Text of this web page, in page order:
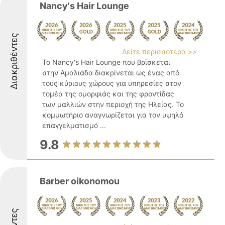
Διακριθέντες
Nancy's Hair Lounge
Δείτε περισσότερα >>
Το Nancy's Hair Lounge που βρίσκεται
στην Αμαλιάδα διακρίνεται ως ένας από
τους κύριους χώρους για υπηρεσίες στον
τομέα της ομορφιάς και της φροντίδας
των μαλλιών στην περιοχή της Ηλείας. Το
κομμωτήριο αναγνωρίζεται για τον υψηλό
επαγγελματισμό ...
9.8
Barber oikonomou